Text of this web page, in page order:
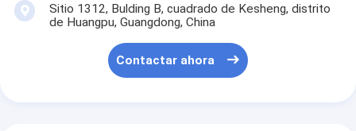
Sitio 1312, Bulding B, cuadrado de Kesheng, distrito
de Huangpu, Guangdong, China
Contactar ahora